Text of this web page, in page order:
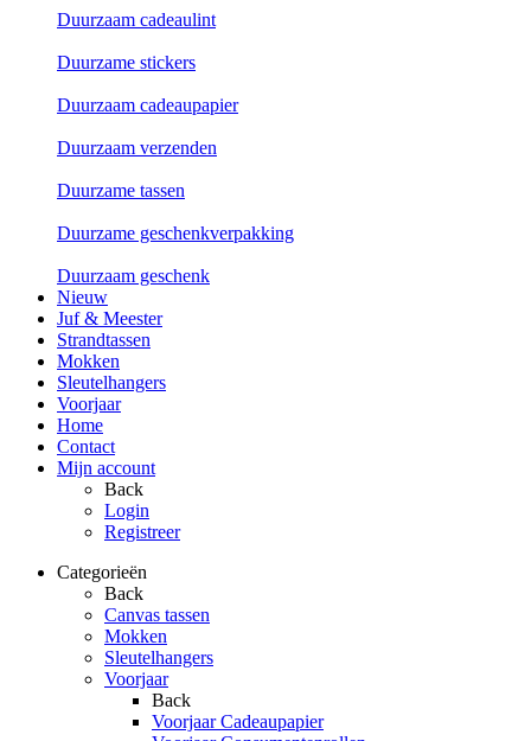
Duurzaam cadeaulint
Duurzame stickers
Duurzaam cadeaupapier
Duurzaam verzenden
Duurzame tassen
Duurzame geschenkverpakking
Duurzaam geschenk
Nieuw
Juf & Meester
Strandtassen
Mokken
Sleutelhangers
Voorjaar
Home
Contact
Mijn account
Back
Login
Registreer
Categorieën
Back
Canvas tassen
Mokken
Sleutelhangers
Voorjaar
Back
Voorjaar Cadeaupapier